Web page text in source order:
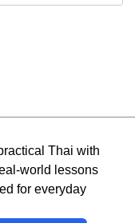
Thai with
world lessons
for everyday